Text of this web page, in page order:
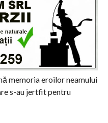
memoria eroilor neamului
s-au jertfit pentru